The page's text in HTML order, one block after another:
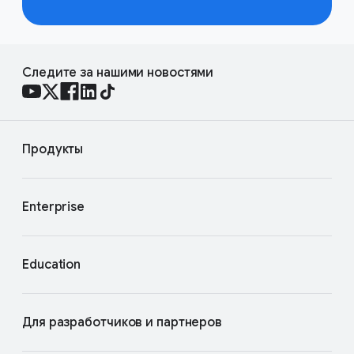
Следите за нашими новостями
Продукты
Enterprise
Education
Для разработчиков и партнеров